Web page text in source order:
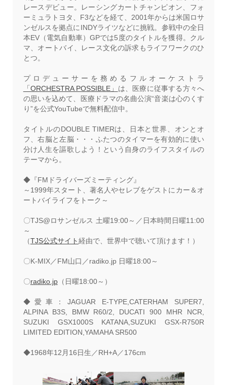
レースデビュー。レーシングカートチャンピオン、フォ
ーミュラトヨタ、F3などを経て、2001年からは米国ロサ
ンゼルスを拠点にINDYライツなどに挑戦。参戦中の全日
本EV（電気自動車）GPでは5度のタイトルを獲得。クル
マ、オートバイ、レース文化の訴求もライフワークのひ
とつ。
プロデューサーを務めるフルオーケストラ
「ORCHESTRA POSSIBLE」 は、医療に従事する方々へ
の思いを込めて、医療ドラマの名曲公演“音楽は心のくす
り”を公式YouTubeで無料配信中。
タイトルのDOUBLE TIMERは、日本と世界、オンとオ
フ、右脳と左脳・・・ふたつのタイマーを有効的に使い
分け人生を謳歌しよう！という自身のライフスタイルの
テーマから。
◆『FMドライバーズミーティング』
～1999年スタート、著名人やセレブをゲストにカー＆オ
ートバイライフをトーク～
〇TJS@ロサンゼルス 土曜19:00～／日本時間日曜11:00
～
（TJS公式サイト 経由で、世界中で聴いて頂けます！）
〇K-MIX／FM山口／radiko.jp 日曜18:00～
〇radiko.jp（日曜18:00～）
◆愛車：JAGUAR E-TYPE,CATERHAM SUPER7,
ALPINA B3S, BMW R60/2,
DUCATI 900 MHR NCR,
SUZUKI GSX1000S KATANA, SUZUKI GSX-R750R
LIMITED EDITION,YAMAHA SR500
◆1968年12月16日生／RH+A／176cm